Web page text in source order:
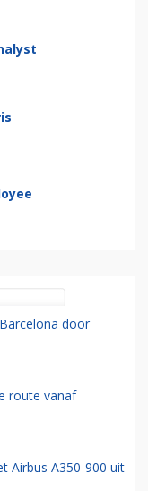
door
route vanaf
Airbus A350-900 uit